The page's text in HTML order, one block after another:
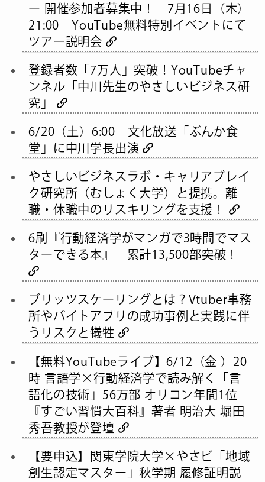
ー 開催参加者募集中！ 7月16日（木）
21:00 YouTube無料特別イベントにて
ツアー説明会
登録者数「7万人」突破！YouTubeチャ
ンネル「中川先生のやさしいビジネス研
究」
6/20（土）6:00 文化放送「ぶんか食
堂」に中川学長出演
やさしいビジネスラボ・キャリアブレイ
ク研究所（むしょく大学）と提携。離
職・休職中のリスキリングを支援！
6刷『行動経済学がマンガで3時間でマス
ターできる本』 累計13,500部突破！
ブリッツスケーリングとは？Vtuber事務
所やバイトアプリの成功事例と実践に伴
うリスクと犠牲
【無料YouTubeライブ】6/12（金 ）20
時 言語学×行動経済学で読み解く「言
語化の技術」56万部 オリコン年間1位
『すごい習慣大百科』著者 明治大 堀田
秀吾教授が登壇
【要申込】関東学院大学×やさビ「地域
創生認定マスター」秋学期 履修証明説